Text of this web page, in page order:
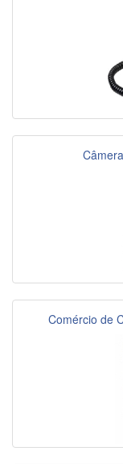
Comércio de